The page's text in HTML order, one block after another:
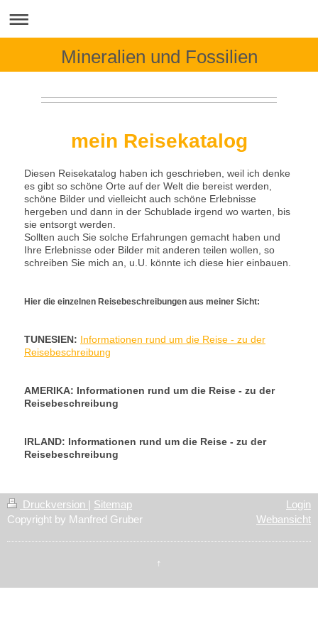
Mineralien und Fossilien
mein Reisekatalog
Diesen Reisekatalog haben ich geschrieben, weil ich denke
es gibt so schöne Orte auf der Welt die bereist werden,
schöne Bilder und vielleicht auch schöne Erlebnisse
hergeben und dann in der Schublade irgend wo warten, bis
sie entsorgt werden.
Sollten auch Sie solche Erfahrungen gemacht haben und
Ihre Erlebnisse oder Bilder mit anderen teilen wollen, so
schreiben Sie mich an, u.U. könnte ich diese hier einbauen.
Hier die einzelnen Reisebeschreibungen aus meiner Sicht:
TUNESIEN: Informationen rund um die Reise - zu der
Reisebeschreibung
AMERIKA: Informationen rund um die Reise - zu der
Reisebeschreibung
IRLAND: Informationen rund um die Reise - zu der
Reisebeschreibung
Druckversion | Sitemap
Copyright by Manfred Gruber
Login
Webansicht
↑